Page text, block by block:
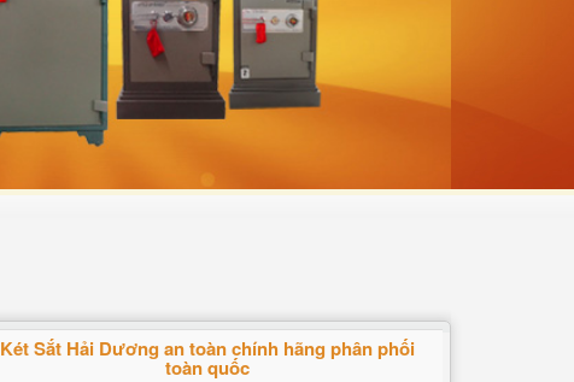
Két Sắt Hải Dương an toàn chính hãng phân phối
toàn quốc